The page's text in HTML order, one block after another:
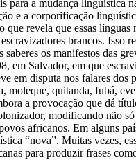
a mudança
e a corporificação
revela que essas línguas
brancos. Isso
os manifestos das
Salvador, em que
disputa nos falares dos
quitanda, fubá,
a provocação que dá
modificando
africanos. Em alguns
“nova”. Muitas vezes,
para produzir frases